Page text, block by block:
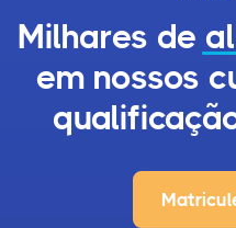
Milhares de
em nossos